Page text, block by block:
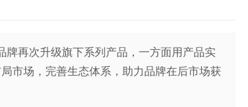
牌再次升级旗下系列产品，一方面用产品实
市场，完善生态体系，助力品牌在后市场获